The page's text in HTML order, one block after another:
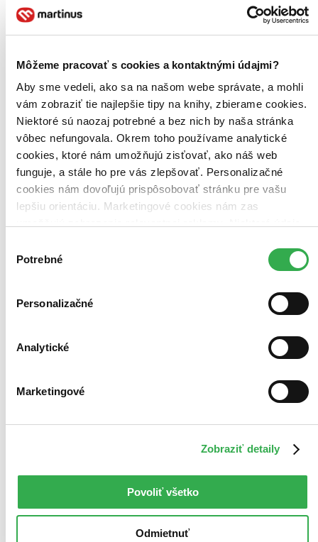
Môžeme pracovať s cookies a kontaktnými údajmi?
Aby sme vedeli, ako sa na našom webe správate, a mohli
vám zobraziť tie najlepšie tipy na knihy, zbierame cookies.
Niektoré sú naozaj potrebné a bez nich by naša stránka
vôbec nefungovala. Okrem toho používame analytické
cookies, ktoré nám umožňujú zisťovať, ako náš web
funguje, a stále ho pre vás zlepšovať. Personalizačné
cookies nám dovoľujú prispôsobovať stránku pre vašu
lepšiu orientáciu. Marketingové cookies nám zas
keby sme mohli používať všetky tieto cookies. Ďakujeme!
súhlasu
Potrebné
Personalizačné
Analytické
Marketingové
Zobraziť detaily
Povoliť všetko
Odmietnuť
Pacific Rim - Útok na Zemi Ultra HD Blu-ray
CZ
Charlie Hunnam
Diego Klattenhoff
Rinko Kikuchi
Charlie Day
ďalší
Když se z moře vyhrnou oddíly mimozemských nestvůr Kaiju,
rozpoutá se válečné peklo. Lidé pošlou do protiútoku nové zbraně
Jaegers v podobě obřích robotů ovládaných dvěma piloty zároveň...
Blu-ray film
nemáme ho na sklade my ani distribútor :( Teoreticky však
môžete mať šťastie v niektorých iných obchodoch, ktoré ešte
Pacific Rim - Útok na Zemi (Blu-ray)